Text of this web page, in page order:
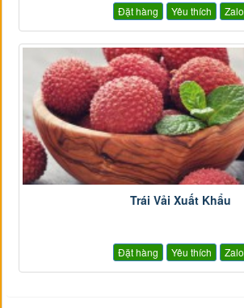
Đặt hàng Yêu thích Zalo
Trái Vải Xuất Khẩu
Đặt hàng Yêu thích Zalo